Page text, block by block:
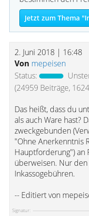
Jetzt zum Thema
2. Juni 2018 | 16:48
Von mepeisen
Status:
(24959 Beiträge,
Das heißt, dass du
als auch Ware hast?
zweckgebunden
"Ohne Anerkenntnis
Hauptforderung") an
überweisen. Nur
Inkassogebühren.
-- Editiert von
Signatur: